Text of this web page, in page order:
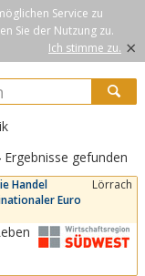
Service zu
Sie der Nutzung zu.
Ich stimme zu. ×
Ergebnisse gefunden
Handel
Euro
Lörrach